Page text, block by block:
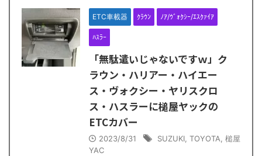
ETC車載器 ｸﾗｳﾝ ﾉｱ/ｳﾞｫｸｼｰ/ｴｽｸｧｲｱ
ﾊｽﾗｰ
「無駄遣いじゃないですｗ」ク
ラウン・ハリアー・ハイエー
ス・ヴォクシー・ヤリスクロ
ス・ハスラーに槌屋ヤックの
ETCカバー
2023/8/31 SUZUKI, TOYOTA, 槌屋
YAC